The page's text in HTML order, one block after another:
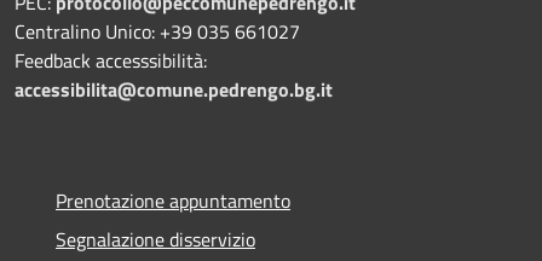
Centralino Unico: +39 035 661027
Feedback accesssibilità:
accessibilita@comune.pedrengo.bg.it
Prenotazione appuntamento
Segnalazione disservizio